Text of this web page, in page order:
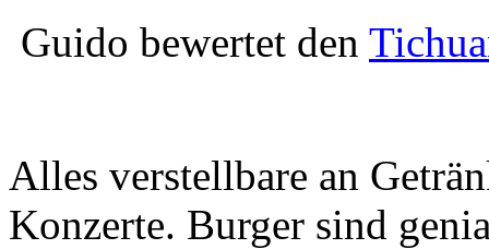
Guido bewertet den
Alles verstellbare an
Konzerte. Burger sind